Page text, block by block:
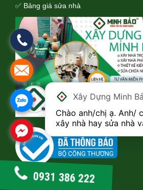
✅ Bảng giá sửa nhà
0931 386 222
Xây Dựng Minh
Chào anh/chị ạ. Anh/
xây nhà hay sửa nhà